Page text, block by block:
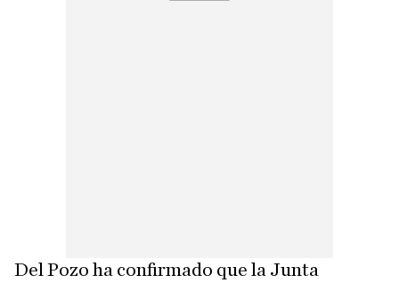
Del Pozo ha confirmado que la Junta